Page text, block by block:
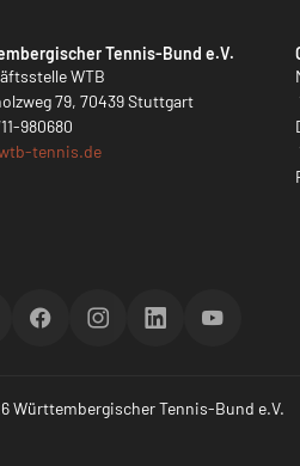
Tennis-Bund e.V.
WTB
79, 70439 Stuttgart
980680
tennis.de
FacebookInstagramLinkedInYouTube
Württembergischer Tennis-Bund e.V.